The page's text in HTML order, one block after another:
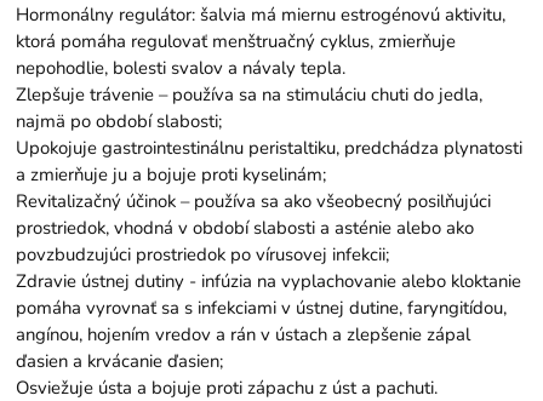
Hormonálny regulátor: šalvia má miernu estrogénovú aktivitu,
ktorá pomáha regulovať menštruačný cyklus, zmierňuje
nepohodlie, bolesti svalov a návaly tepla.
Zlepšuje trávenie – používa sa na stimuláciu chuti do jedla,
najmä po období slabosti;
Upokojuje gastrointestinálnu peristaltiku, predchádza plynatosti
a zmierňuje ju a bojuje proti kyselinám;
Revitalizačný účinok – používa sa ako všeobecný posilňujúci
prostriedok, vhodná v období slabosti a asténie alebo ako
povzbudzujúci prostriedok po vírusovej infekcii;
Zdravie ústnej dutiny - infúzia na vyplachovanie alebo kloktanie
pomáha vyrovnať sa s infekciami v ústnej dutine, faryngitídou,
angínou, hojením vredov a rán v ústach a zlepšenie zápal
ďasien a krvácanie ďasien;
Osviežuje ústa a bojuje proti zápachu z úst a pachuti.